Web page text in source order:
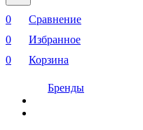
0
Сравнение
0
Избранное
0
Корзина
Бренды